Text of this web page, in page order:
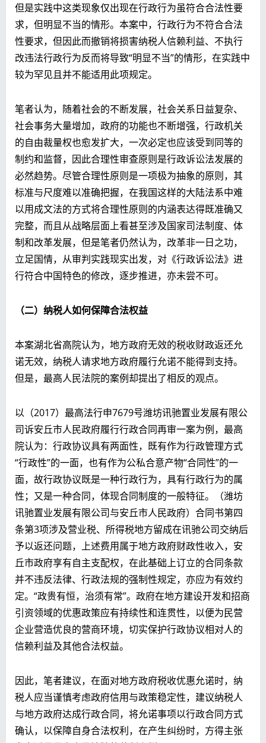
但是实践中这类现象仅出现在行政行为虽符合合法性要
求，但明显不当的情形。本案中，行政行为不符合合法
性要求，但因此而撤销将损害纳税人信赖利益、不执行
改违法行政行为反而将导致“明显不当”的情形，在实践中
较为罕见且并不能适用此项规定。
笔者认为，随着社会的不断发展，社会关系日益复杂、
社会事务大量增加，政府的功能也不断增强，行政机关
的自由裁量权也愈发扩大，一次必定也应该受到同等的
制约和监督，因此合理性审查原则是行政诉讼法发展的
必然趋势。尽管合理性原则是一项极为抽象的原则，其
标准与尺度难以准确把握，在我国这样的大陆法系中难
以用成文法的方式将合理性原则的内涵表达得既准确又
完整，而且从战略层面上看甚至涉及国家司法制度、体
制和改革发展，但是笔者仍然认为，改革非一日之功，
立足国情，从审判实践现实出发，对《行政诉讼法》进
行符合中国特色的修改，逐步推进，亦未尝不可。
（二）纳税人如何保障合法权益
本案湖北省高院认为，地方政府无效的税收财政返还允
诺无效，纳税人请求地方政府履行允诺不能得到支持。
但是，最高人民法院的案例却提出了相反的观点。
以（2017）最高法行申7679号潍坊讯驰置业发展有限公
司诉安丘市人民政府履行行政合同再审一案为例，最高
院认为：行政协议具有两面性，既有作为行政管理方式
“行政性”的一面，也有作为公私合意产物“合同性”的一
面，故行政协议既是一种行政行为，具有行政行为的属
性；又是一种合同，体现合同制度的一般特征。（潍坊
讯驰置业发展有限公司与安丘市人民政府）合同书第四
条第3项涉及营业税、所得税地方留成在讯驰公司交纳后
予以返还问题，上述费用属于地方政府财政性收入，安
丘市政府享有自主支配权，在此基础上订立的合同条款
并不违反法律、行政法规的强制性规定，亦应为有效约
定。“政贵有恒，治须有常”。政府在地方建设开发和招商
引资领域的优惠政策应有持续性和连贯性，以便为民营
企业营造优良的营商环境，切实保护行政协议相对人的
信赖利益及其他合法权益。
因此，笔者建议，在面对地方政府税收优惠允诺时，纳
税人应当谨慎考虑政府信用与政策稳定性，建议纳税人
与地方政府达成行政合同，将允诺事项以行政合同方式
确认，以保障自身合法权利，在产生纠纷时，方得主张